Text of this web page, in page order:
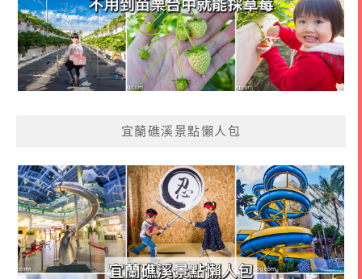
宜蘭礁溪景點懶人包